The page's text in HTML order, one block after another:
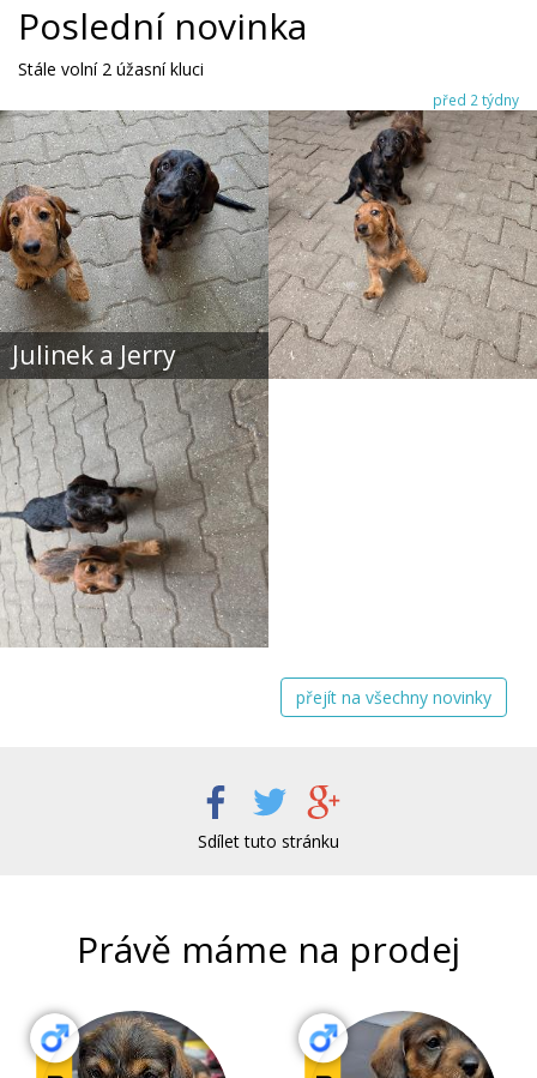
Poslední novinka
před 2 týdny
Stále volní 2 úžasní kluci
Julinek a Jerry
přejít na všechny novinky
Sdílet tuto stránku
Právě máme na prodej